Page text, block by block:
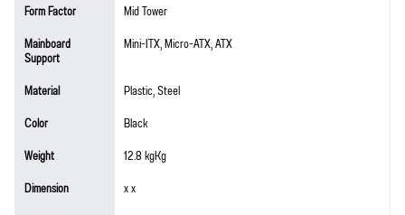
Form Factor
Mid Tower
Mainboard
Support
Mini-ITX, Micro-ATX, ATX
Material
Plastic, Steel
Color
Black
Weight
12.8 kgKg
Dimension
x x